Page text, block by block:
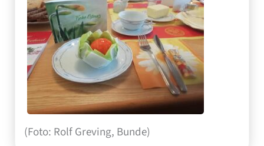
(Foto: Rolf Greving, Bunde)